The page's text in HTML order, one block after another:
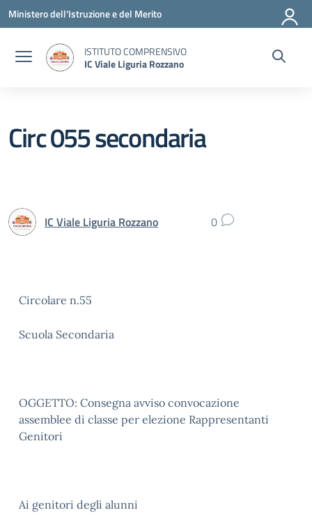
Vai ai contenuti
Vai al menu di navigazione
Vai al footer
Ministero dell'Istruzione e del Merito
ISTITUTO COMPRENSIVO
IC Viale Liguria Rozzano
Circ 055 secondaria
IC Viale Liguria Rozzano 0
Circolare n.55
Scuola Secondaria
OGGETTO: Consegna avviso convocazione
assemblee di classe per elezione Rappresentanti
Genitori
Ai genitori degli alunni